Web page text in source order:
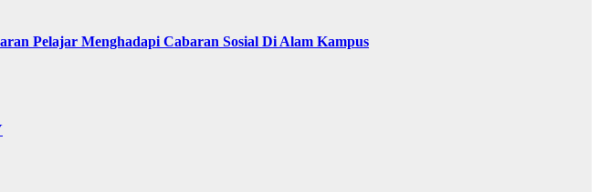
Pelajar Menghadapi Cabaran Sosial Di Alam Kampus